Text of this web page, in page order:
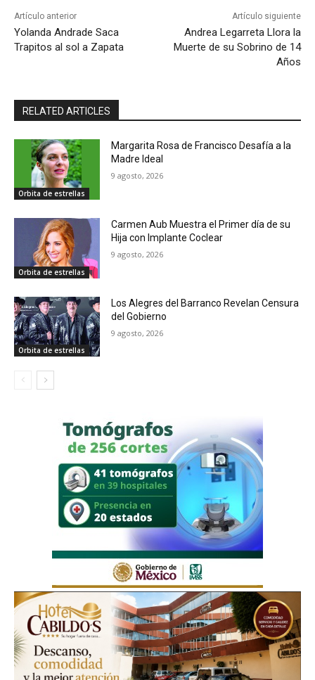
Artículo anterior
Yolanda Andrade Saca
Trapitos al sol a Zapata
Artículo siguiente
Andrea Legarreta Llora la
Muerte de su Sobrino de 14
Años
RELATED ARTICLES
Orbita de estrellas
Margarita Rosa de Francisco Desafía a la
Madre Ideal
9 agosto, 2026
Orbita de estrellas
Carmen Aub Muestra el Primer día de su
Hija con Implante Coclear
9 agosto, 2026
Orbita de estrellas
Los Alegres del Barranco Revelan Censura
del Gobierno
9 agosto, 2026